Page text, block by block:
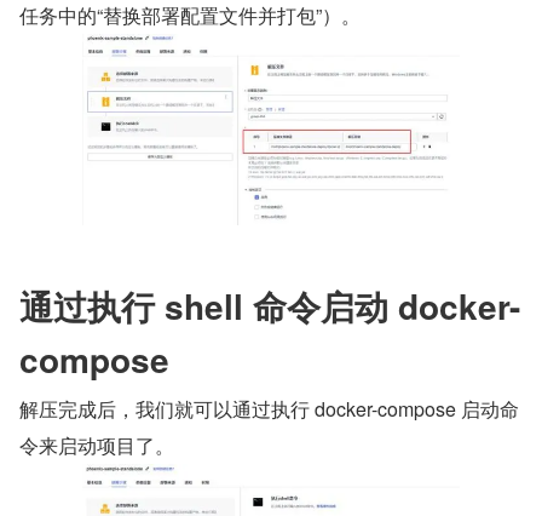
任务中的“替换部署配置文件并打包”）。
通过执行 shell 命令启动 docker-
compose
解压完成后，我们就可以通过执行 docker-compose 启动命
令来启动项目了。